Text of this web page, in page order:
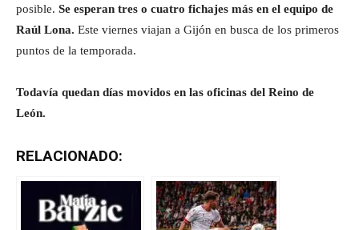
posible. Se esperan tres o cuatro fichajes más en el equipo de
Raúl Lona. Este viernes viajan a Gijón en busca de los primeros
puntos de la temporada.
Todavía quedan días movidos en las oficinas del Reino de
León.
RELACIONADO: